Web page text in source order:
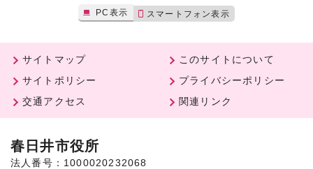
PC表示 スマートフォン表示
サイトマップ
このサイトについて
サイトポリシー
プライバシーポリシー
交通アクセス
関連リンク
春日井市役所
法人番号：1000020232068